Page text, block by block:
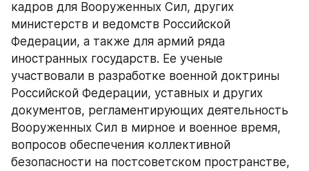
кадров для Вооруженных Сил, других
министерств и ведомств Российской
Федерации, а также для армий ряда
иностранных государств. Ее ученые
участвовали в разработке военной доктрины
Российской Федерации, уставных и других
документов, регламентирующих деятельность
Вооруженных Сил в мирное и военное время,
вопросов обеспечения коллективной
безопасности на постсоветском пространстве,